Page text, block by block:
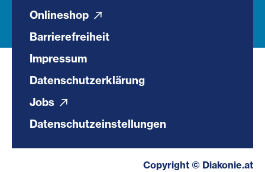
Onlineshop
Barrierefreiheit
Impressum
Datenschutzerklärung
Jobs
Datenschutzeinstellungen
Copyright © Diakonie.at